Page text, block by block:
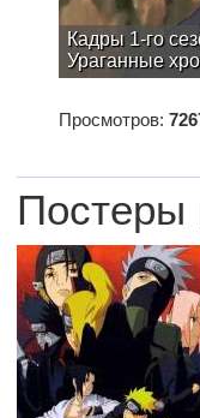
Кадры 1-го
Ураганные
Просмотров:
Постеры